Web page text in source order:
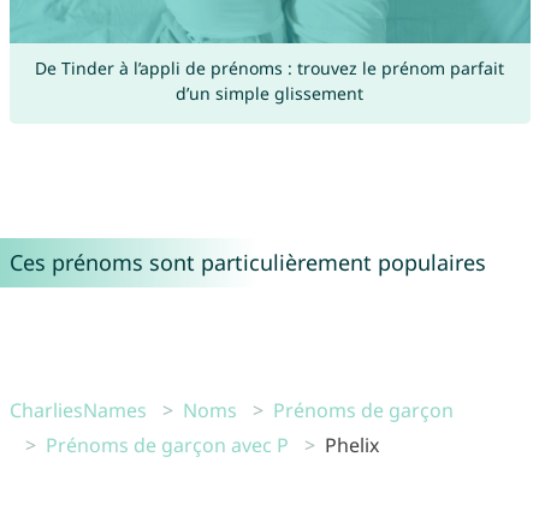
De Tinder à l’appli de prénoms : trouvez le prénom parfait
d’un simple glissement
Ces prénoms sont particulièrement populaires
CharliesNames Noms
Prénoms de garçon
Prénoms de garçon avec P
Phelix